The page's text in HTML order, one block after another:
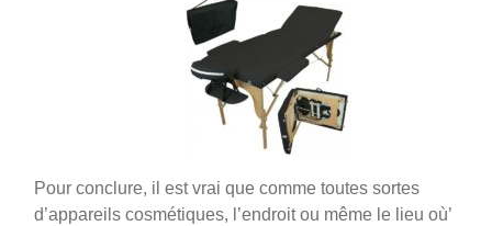
Pour conclure, il est vrai que comme toutes sortes
d’appareils cosmétiques, l’endroit ou même le lieu où’